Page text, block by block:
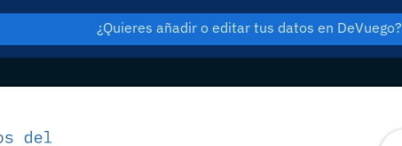
¿Quieres añadir o editar tus datos en DeVuego?